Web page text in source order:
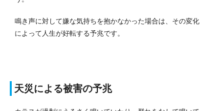
鳴き声に対して嫌な気持ちを抱かなかった場合は、その変化
によって人生が好転する予兆です。
天災による被害の予兆